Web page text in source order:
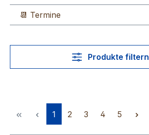
📆 Termine
Produkte filtern
Seite
1 Seite
2 Seite
3 Seite
4 Seite
5